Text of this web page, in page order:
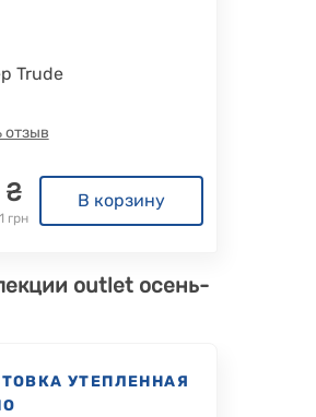
Trude
отзыв
₴
грн
В корзину
outlet осень-
УТЕПЛЕННАЯ